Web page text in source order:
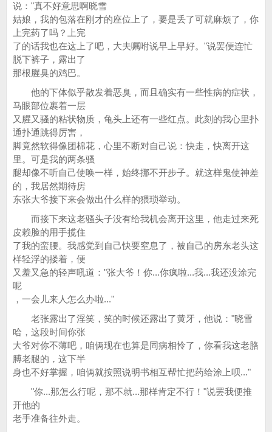
说："真不好意思啊晓雪
姑娘，我的包落在刚才的座位上了，要是丢了可就麻烦了，你
上完药了吗？上完
了的话我也在这上了吧，大夫嘱咐说早上早好。"说罢便连忙
脱下裤子，露出了
那根腥臭的鸡巴。
他的下体似乎散发着恶臭，而且确实有一些性病的症状，
马眼部位裹着一层
又腥又骚的粘状物质，龟头上还有一些红点。此刻的我心里扑
通扑通跳得厉害，
脚竟然软得像团棉花，心里不断对自己说：快走，快离开这
里。可是我的两条骚
腿却像不听自己使唤一样，始终挪不开步子。就这样鬼使神差
的，我居然期待房
东张大爷接下来会做出什么样的猥琐举动。
而接下来这老骚头子没有给我机会离开这里，他走过来死
皮赖脸的用手揽住
了我的蛮腰。我感觉到自己快要窒息了，被自己的房东老头这
样轻浮的搂着，便
又羞又急的轻声吼道："张大爷！你...你疯啦...我...我还没涂完
呢
，一会儿来人怎么办啦..."
老张露出了淫笑，笑的时候还露出了黄牙，他说："晓雪
哈，这段时间你张
大爷对你不薄吧，咱俩现在也算是同病相怜了，你看我这老胳
膊老腿的，这下半
身也不好掌握，咱俩就按照说明书相互帮忙把药给涂上呗..."
"你...那怎么行呢，那不就...那样肯定不行！"说罢我便推
开他的
老手准备往外走。